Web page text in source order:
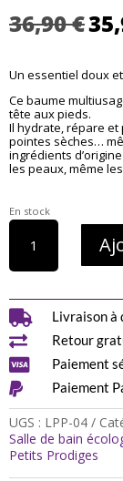
36,90€ Le
prix
était
Un essentiel doux
Ce baume
tête aux pieds.
Il hydrate, répare et
pointes sèches…
ingrédients
les peaux, même
En stock
quantité
Magique
de
coton
30ml
-
Les
Petits
Prodiges
 Livraison à
 Retour
 Paiement
 Paiement
UGS : LPP-04
Salle de bain
Petits Prodiges